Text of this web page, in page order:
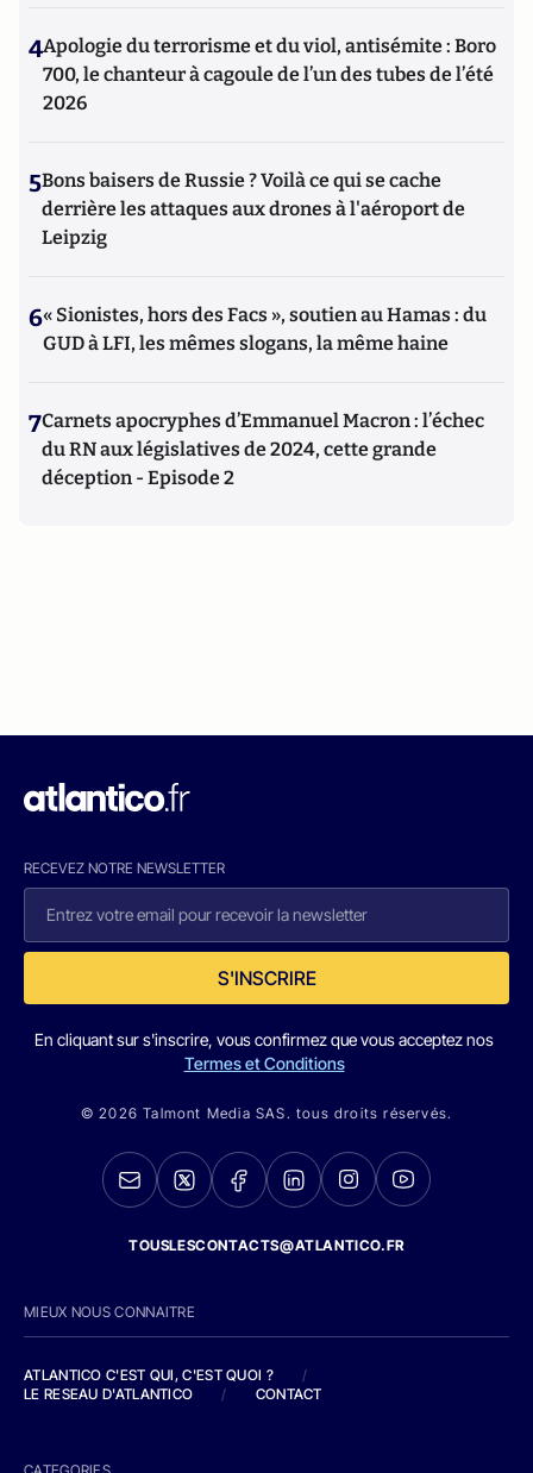
4Apologie du terrorisme et du viol, antisémite : Boro
700, le chanteur à cagoule de l’un des tubes de l’été
2026
5Bons baisers de Russie ? Voilà ce qui se cache
derrière les attaques aux drones à l'aéroport de
Leipzig
6« Sionistes, hors des Facs », soutien au Hamas : du
GUD à LFI, les mêmes slogans, la même haine
7Carnets apocryphes d’Emmanuel Macron : l’échec
du RN aux législatives de 2024, cette grande
déception - Episode 2
RECEVEZ NOTRE NEWSLETTER
S'INSCRIRE
En cliquant sur s'inscrire, vous confirmez que vous acceptez nos
Termes et Conditions
© 2026 Talmont Media SAS. tous droits réservés.
TOUSLESCONTACTS@ATLANTICO.FR
MIEUX NOUS CONNAITRE
ATLANTICO C'EST QUI, C'EST QUOI ?
/
LE RESEAU D'ATLANTICO
/ CONTACT